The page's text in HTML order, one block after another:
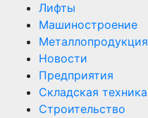
Лифты
Машиностроение
Металлопродукция
Новости
Предприятия
Складская техника
Строительство